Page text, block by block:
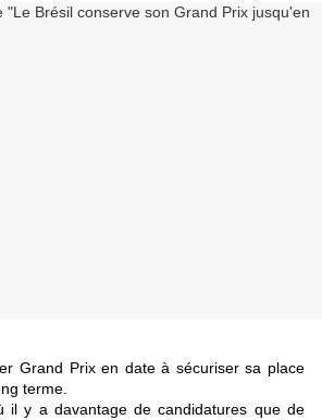
Grand Prix en date à sécuriser sa place
terme.
il y a davantage de candidatures que de